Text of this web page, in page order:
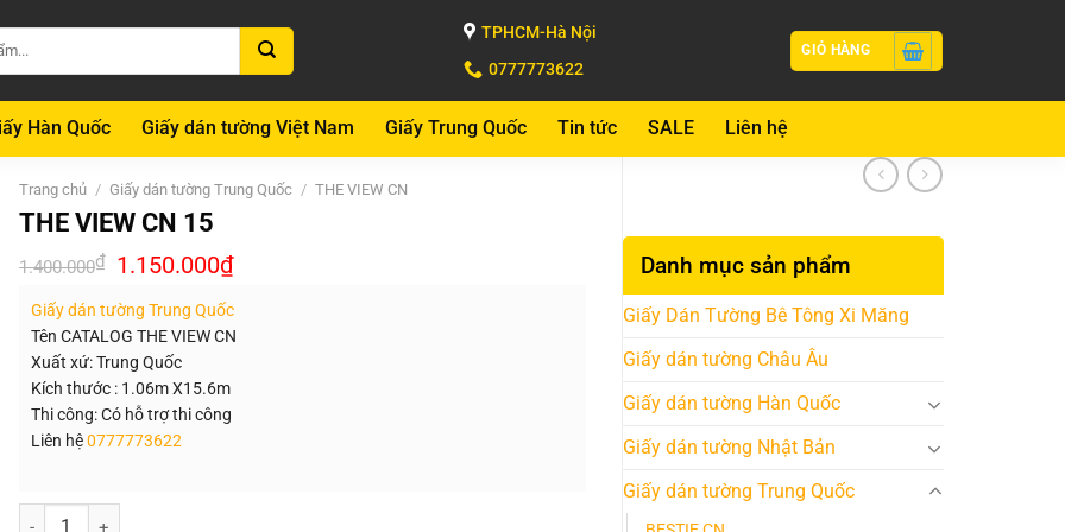
TPHCM-Hà Nội
0777773622
GIỎ HÀNG
Hàn Quốc Giấy dán tường Việt Nam Giấy Trung Quốc Tin tức SALE Liên hệ
Danh mục sản phẩm
Giấy Dán Tường Bê Tông Xi Măng
Giấy dán tường Châu Âu
Giấy dán tường Hàn Quốc
Giấy dán tường Nhật Bản
Giấy dán tường Trung Quốc
Trang chủ / Giấy dán tường Trung Quốc / THE VIEW CN
THE VIEW CN 15
1.400.000₫ Giá
gốc
1.400.000₫.
1.150.000₫Giá
hiện
là:
1.150.000₫.
Giấy dán tường Trung Quốc
Tên CATALOG THE VIEW CN
Xuất xứ: Trung Quốc
Kích thước : 1.06m X15.6m
Thi công: Có hỗ trợ thi công
Liên hệ0777773622
Số lượng